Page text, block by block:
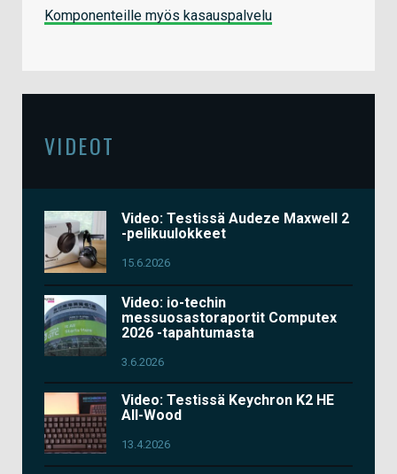
Komponenteille myös kasauspalvelu
VIDEOT
Video: Testissä Audeze Maxwell 2
-pelikuulokkeet
15.6.2026
Video: io-techin
messuosastoraportit Computex
2026 -tapahtumasta
3.6.2026
Video: Testissä Keychron K2 HE
All-Wood
13.4.2026